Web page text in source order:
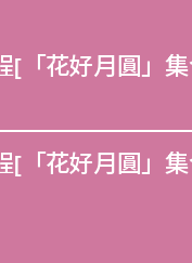
[「花好月圓」
[「花好月圓」